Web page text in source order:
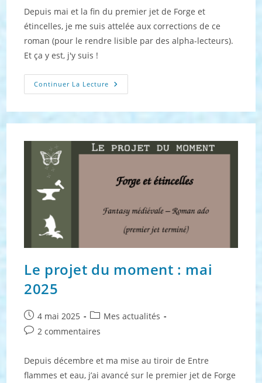
la
publication :
Depuis mai et la fin du premier jet de Forge et
étincelles, je me suis attelée aux corrections de ce
roman (pour le rendre lisible par des alpha-lecteurs).
Et ça y est, j'y suis !
Continuer La Lecture Le
Projet
Septembre
Le projet du moment : mai
2025
Publication
publiée :
4 mai 2025
Post
category:
Mes actualités
Commentaires
la
publication :
2 commentaires
Depuis décembre et ma mise au tiroir de Entre
flammes et eau, j’ai avancé sur le premier jet de Forge